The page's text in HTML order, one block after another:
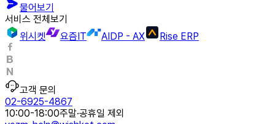
물어보기
서비스 전체보기
위시켓
요즘IT AIDP - AX Rise ERP
고객 문의
02-6925-4867
10:00-18:00주말·공휴일 제외